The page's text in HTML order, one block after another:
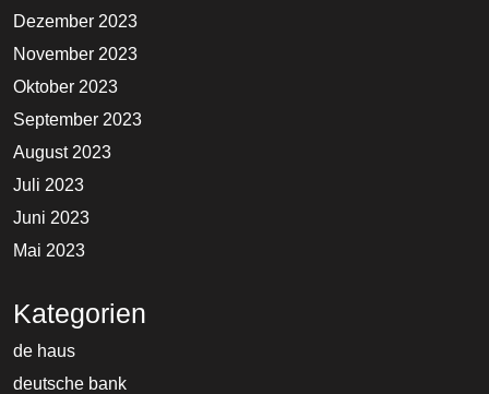
Dezember 2023
November 2023
Oktober 2023
September 2023
August 2023
Juli 2023
Juni 2023
Mai 2023
Kategorien
de haus
deutsche bank